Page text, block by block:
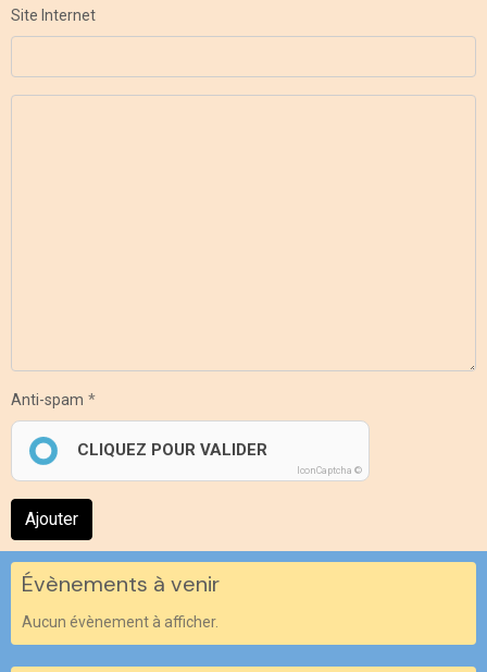
Site Internet
Anti-spam
CLIQUEZ POUR VALIDER
IconCaptcha ©
Ajouter
Évènements à venir
Aucun évènement à afficher.